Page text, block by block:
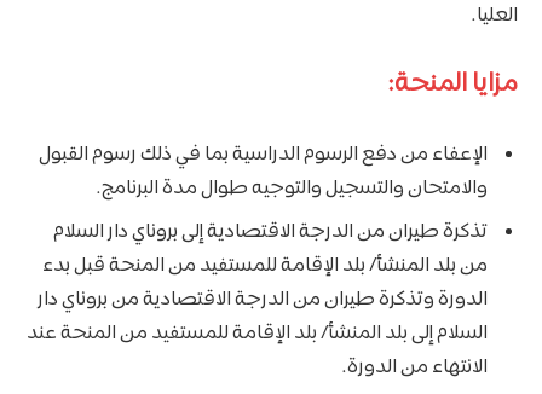
العليا.
مزايا المنحة:
الإعفاء من دفع الرسوم الدراسية بما في ذلك رسوم القبول
والامتحان والتسجيل والتوجيه طوال مدة البرنامج.
تذكرة طيران من الدرجة الاقتصادية إلى بروناي دار السلام
من بلد المنشأ/ بلد الإقامة للمستفيد من المنحة قبل بدء
الدورة وتذكرة طيران من الدرجة الاقتصادية من بروناي دار
السلام إلى بلد المنشأ/ بلد الإقامة للمستفيد من المنحة عند
الانتهاء من الدورة.